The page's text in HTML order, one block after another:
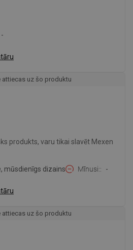
-
attiecas uz šo produktu
produkts, varu tikai slavēt Mexen
mūsdienīgs dizains Mīnusi: -
attiecas uz šo produktu